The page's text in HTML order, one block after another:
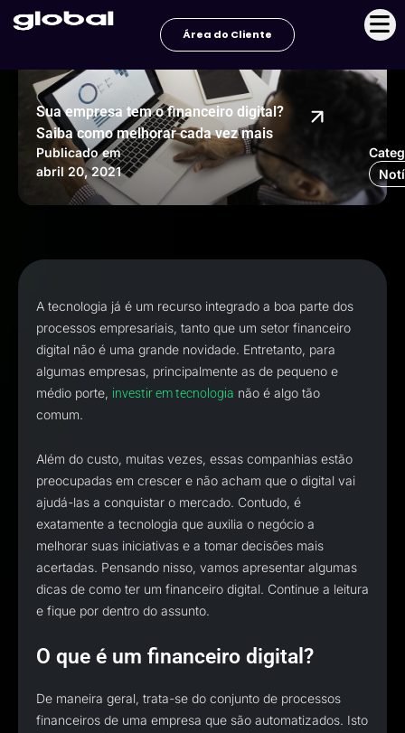
para
conteúdo
Área do Cliente
Sua empresa tem o financeiro digital?
Saiba como melhorar cada vez mais
Publicado em
abril 20, 2021
A tecnologia já é um recurso integrado a boa parte dos
processos empresariais, tanto que um setor financeiro
digital não é uma grande novidade. Entretanto, para
algumas empresas, principalmente as de pequeno e
médio porte, investir em tecnologia não é algo tão
comum.
Além do custo, muitas vezes, essas companhias estão
preocupadas em crescer e não acham que o digital vai
ajudá-las a conquistar o mercado. Contudo, é
exatamente a tecnologia que auxilia o negócio a
melhorar suas iniciativas e a tomar decisões mais
acertadas. Pensando nisso, vamos apresentar algumas
dicas de como ter um financeiro digital. Continue a leitura
e fique por dentro do assunto.
O que é um financeiro digital?
De maneira geral, trata-se do conjunto de processos
financeiros de uma empresa que são automatizados. Isto